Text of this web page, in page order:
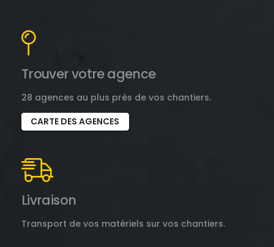
Trouver votre agence
28 agences au plus près de vos chantiers.
CARTE DES AGENCES
Livraison
Transport de vos matériels sur vos chantiers.